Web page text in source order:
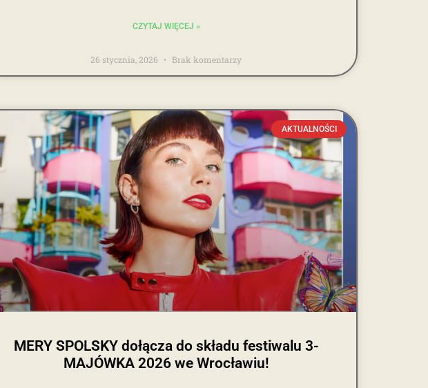
CZYTAJ WIĘCEJ »
26 stycznia, 2026 Brak komentarzy
AKTUALNOŚCI
MERY SPOLSKY dołącza do składu festiwalu 3-
MAJÓWKA 2026 we Wrocławiu!